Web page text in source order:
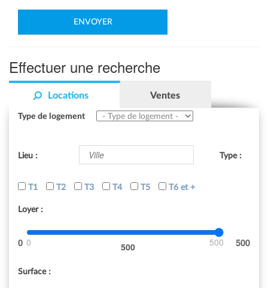
Effectuer une recherche
Locations Ventes
Type de logement
Lieu : Type :
T1 T2 T3 T4 T5 T6 et +
Loyer :
0 500 500
Surface :